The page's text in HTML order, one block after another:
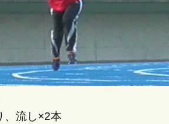
、流し×2本